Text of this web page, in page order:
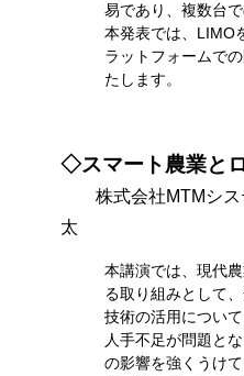
易であり、複数台
本発表では、LIMO
ラットフォームで
たします。
◇スマート農業と
株式会社MTMシ
太
本講演では、現代
る取り組みとして
技術の活用について
人手不足が問題と
の影響を強くうけ